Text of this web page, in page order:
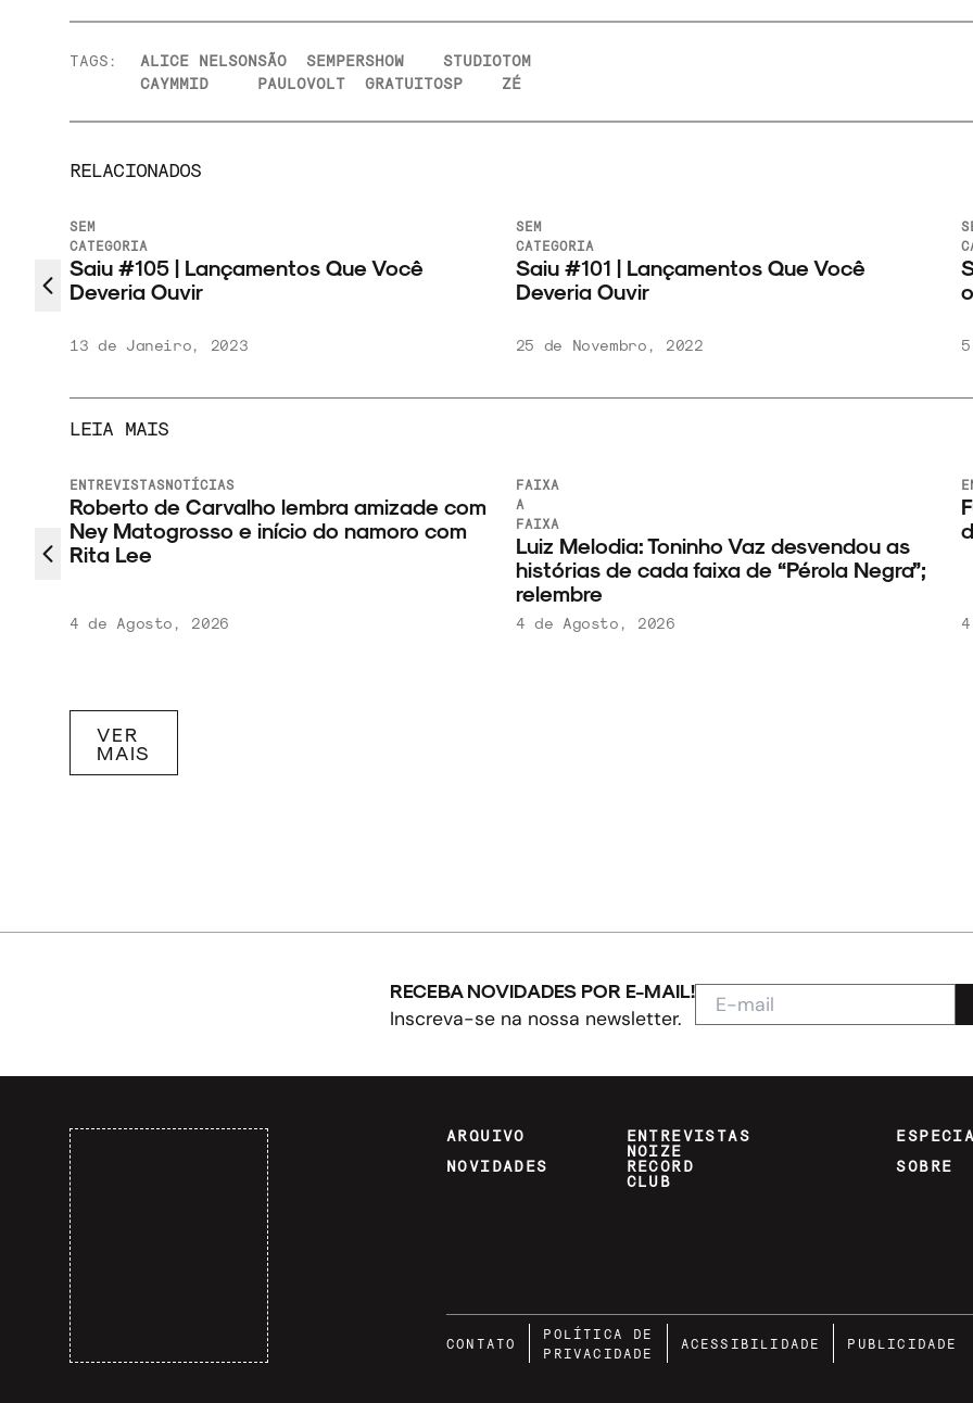
TAGS:
ALICE
CAYMMI
NELSON
D
SÃO
PAULO
SEMPER
VOLT
SHOW
GRATUITO
STUDIO
SP
TOM
ZÉ
RELACIONADOS
SEM
CATEGORIA
Saiu #105 | Lançamentos Que Você
Deveria Ouvir
13 de Janeiro, 2023
SEM
CATEGORIA
Saiu #101 | Lançamentos Que Você
Deveria Ouvir
25 de Novembro, 2022
LEIA MAIS
ENTREVISTASNOTÍCIAS
Roberto de Carvalho lembra amizade com
Ney Matogrosso e início do namoro com
Rita Lee
4 de Agosto, 2026
FAIXA
A
FAIXA
Luiz Melodia: Toninho Vaz desvendou as
histórias de cada faixa de “Pérola Negra”;
relembre
4 de Agosto, 2026
VER
MAIS
RECEBA NOVIDADES POR E-MAIL!
Inscreva-se na nossa newsletter.
ARQUIVO ENTREVISTAS
NOVIDADES
NOIZE
RECORD
CLUB
SOBRE
CONTATO
POLÍTICA DE
PRIVACIDADE
ACESSIBILIDADE PUBLICIDADE